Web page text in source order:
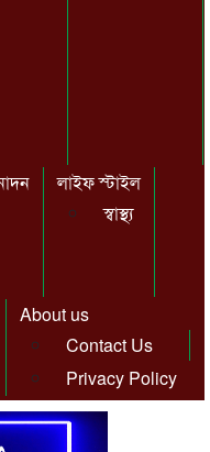
লাইফ স্টাইল
স্বাস্থ্য
About us
Contact Us
Privacy Policy